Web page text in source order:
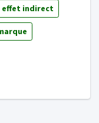
effet indirect